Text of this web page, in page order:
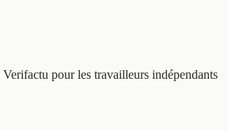
pour les travailleurs indépendants